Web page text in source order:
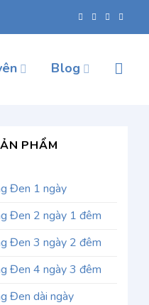
Blog
PHẨM
Đen 1 ngày
Đen 2 ngày 1 đêm
Đen 3 ngày 2 đêm
Đen 4 ngày 3 đêm
Đen dài ngày